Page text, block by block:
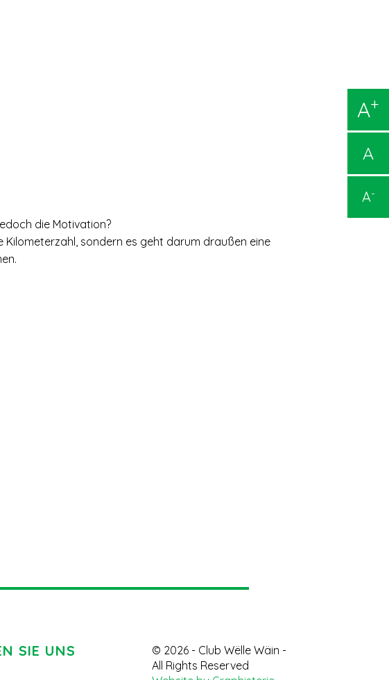
A+
A
A-
die Motivation?
Kilometerzahl, sondern es geht darum draußen eine
SIE UNS
© 2026 - Club Wëlle Wäin -
All Rights Reserved